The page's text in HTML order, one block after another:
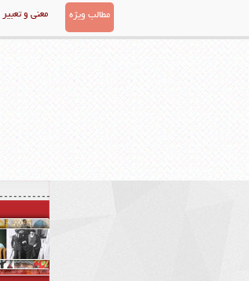
مطالب ویژه معنی و